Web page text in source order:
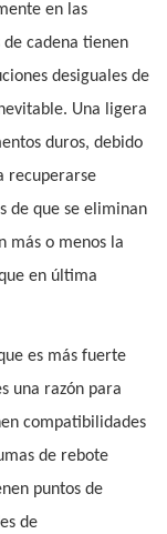
en las
cadena tienen
desiguales de
Una ligera
duros, debido
recuperarse
de que se eliminan
más o menos la
en última
es más fuerte
una razón para
compatibilidades
de rebote
puntos de
de